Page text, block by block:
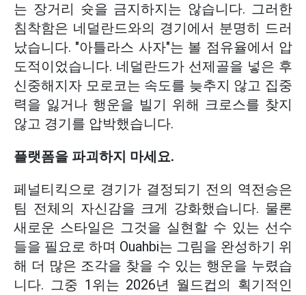
는 장거리 슛을 금지하지는 않습니다. 그러한
침착함은 네덜란드와의 경기에서 분명히 드러
났습니다. "아틀라스 사자"는 볼 점유율에서 압
도적이었습니다. 네덜란드가 선제골을 넣은 후
신중해지자 모로코는 속도를 늦추지 않고 집중
력을 잃거나 행운을 빌기 위해 크로스를 찾지
않고 경기를 압박했습니다.
플랫폼을 파괴하지 마세요.
페널티킥으로 경기가 결정되기 전의 역전승은
팀 전체의 자신감을 크게 강화했습니다. 물론
새로운 스타일은 그것을 실현할 수 있는 선수
들을 필요로 하며 Ouahbi는 그림을 완성하기 위
해 더 많은 조각을 찾을 수 있는 행운을 누렸습
니다. 그중 1위는 2026년 월드컵의 획기적인